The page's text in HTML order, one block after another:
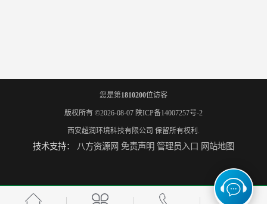
您是第1810200位访客
版权所有 ©2026-08-07 陕ICP备14007257号-2
西安超润环境科技有限公司 保留所有权利.
技术支持： 八方资源网 免责声明 管理员入口 网站地图